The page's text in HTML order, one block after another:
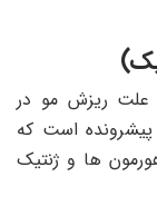
علت ریزش مو در
است که
ها و ژنتیک